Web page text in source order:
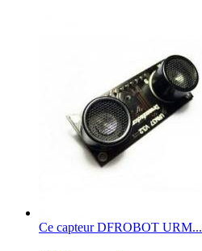
Ce capteur DFROBOT URM...